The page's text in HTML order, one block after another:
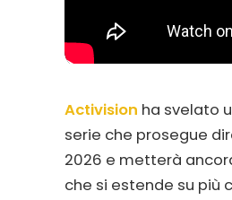
Activision ha svelato
serie che prosegue
2026 e metterà
che si estende su più